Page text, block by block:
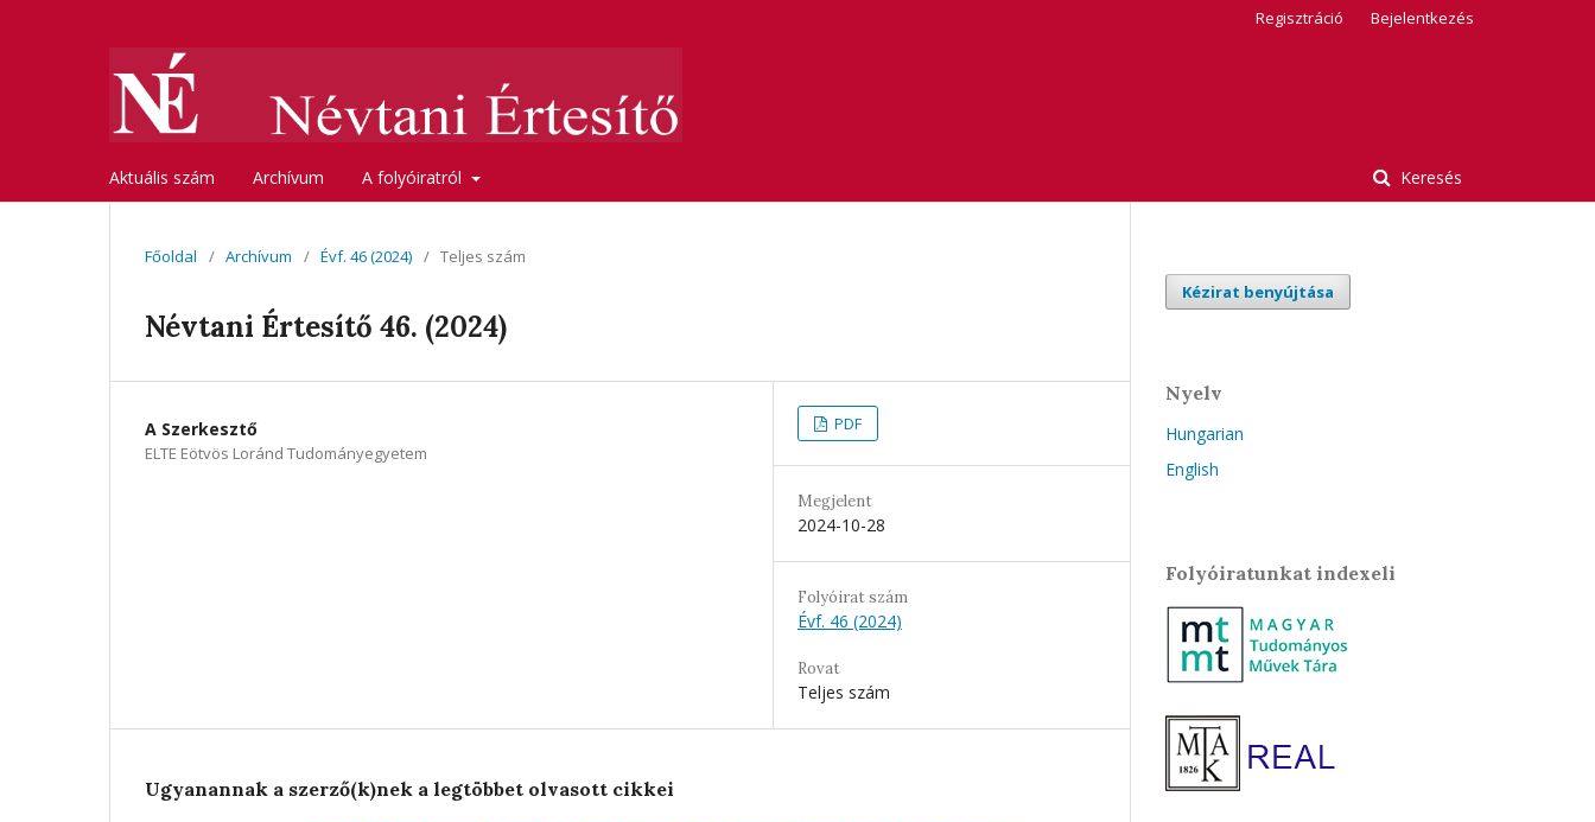
Aktuális szám Archívum A folyóiratról Keresés
Regisztráció Bejelentkezés
Főoldal / Archívum / Évf. 46 (2024) / Teljes szám
Névtani Értesítő 46. (2024)
A Szerkesztő
ELTE Eötvös Loránd Tudományegyetem
PDF
Megjelent
2024-10-28
Folyóirat szám
Évf. 46 (2024)
Rovat
Teljes szám
Ugyanannak a szerző(k)nek a legtöbbet olvasott cikkei
Kézirat benyújtása
Nyelv
Hungarian
English
Folyóiratunkat indexeli